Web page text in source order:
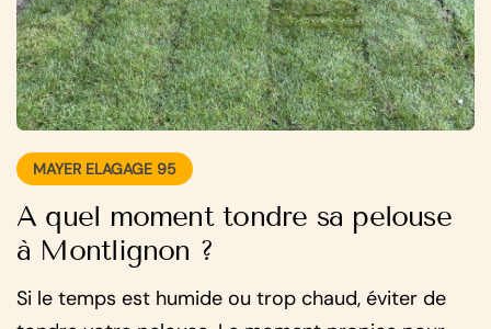
MAYER ELAGAGE 95
A quel moment tondre sa pelouse
à Montlignon ?
Si le temps est humide ou trop chaud, éviter de